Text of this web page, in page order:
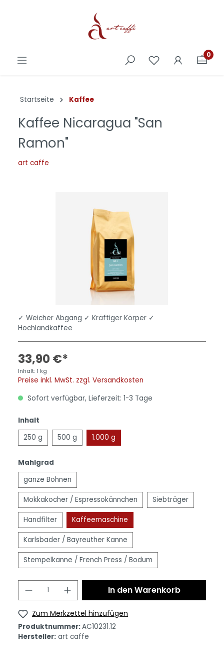
0
Startseite Kaffee
Kaffee Nicaragua "San
Ramon"
art caffe
✓ Weicher Abgang ✓ Kräftiger Körper ✓
Hochlandkaffee
33,90 €*
Inhalt: 1 kg
Preise inkl. MwSt. zzgl. Versandkosten
Sofort verfügbar, Lieferzeit: 1-3 Tage
Inhalt
250 g
500 g 1.000 g
Mahlgrad
ganze Bohnen
Mokkakocher / Espressokännchen Siebträger
Handfilter Kaffeemaschine
Karlsbader / Bayreuther Kanne
Stempelkanne / French Press / Bodum
In den Warenkorb
Zum Merkzettel hinzufügen
Produktnummer:AC10231.12
Hersteller: art caffe